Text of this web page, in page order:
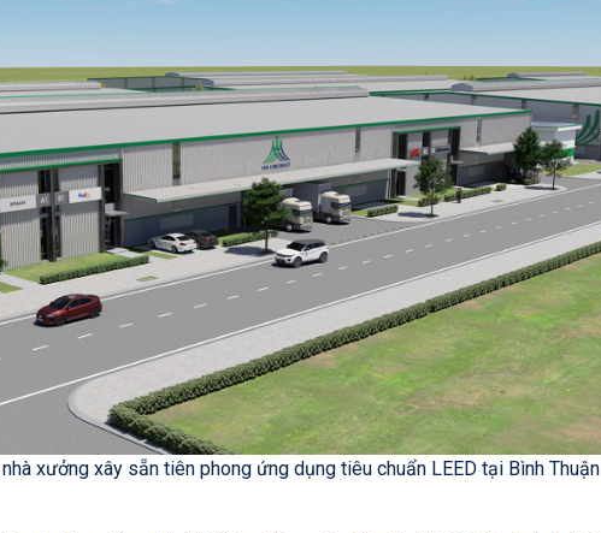
xưởng xây sẵn tiên phong ứng dụng tiêu chuẩn LEED tại Bình Thuận